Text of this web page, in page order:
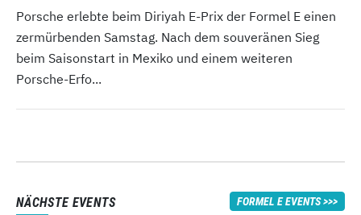
Porsche erlebte beim Diriyah E-Prix der Formel E einen
zermürbenden Samstag. Nach dem souveränen Sieg
beim Saisonstart in Mexiko und einem weiteren
Porsche-Erfo...
NÄCHSTE EVENTS FORMEL E EVENTS